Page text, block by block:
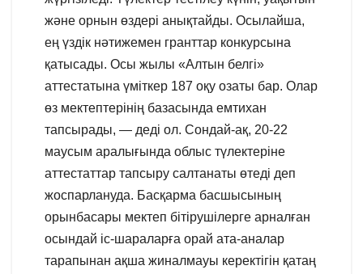
және орнын өздері анықтайды. Осылайша,
ең үздік нәтижемен гранттар конкурсына
қатысады. Осы жылы «Алтын белгі»
аттестатына үміткер 187 оқу озаты бар. Олар
өз мектептерінің базасында емтихан
тапсырады, — деді ол. Сондай-ақ, 20-22
маусым аралығында облыс түлектеріне
аттестаттар тапсыру салтанаты өтеді деп
жоспарлануда. Басқарма басшысының
орынбасары мектеп бітірушілерге арналған
осындай іс-шараларға орай ата-аналар
тарапынан ақша жиналмауы керектігін қатаң